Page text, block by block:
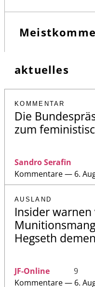
aktuelles
KOMMENTAR
Die
zum
Sandro Serafin
Kommentare — 6.
AUSLAND
Insider warnen
Hegseth
JF-Online
9
Kommentare — 6.